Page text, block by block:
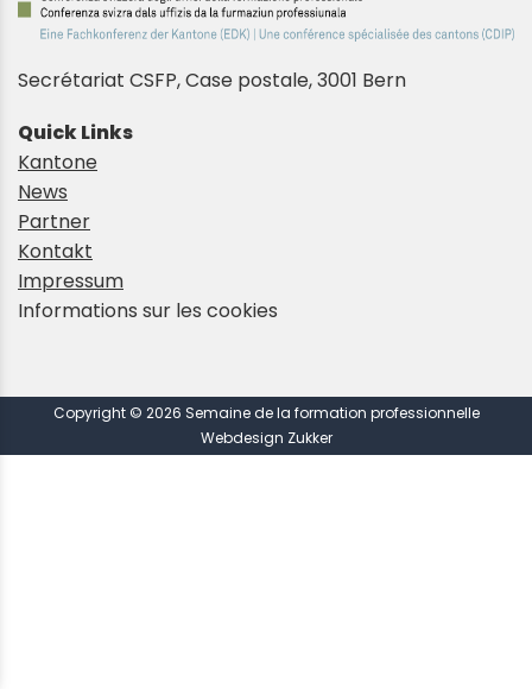
Secrétariat CSFP,Case postale, 3001 Bern
Quick Links
Kantone
News
Partner
Kontakt
Impressum
Informations sur les cookies
Copyright © 2026 Semaine de la formation professionnelle
Webdesign Zukker